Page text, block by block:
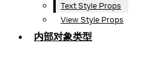
Text Style Props
View Style Props
内部对象类型